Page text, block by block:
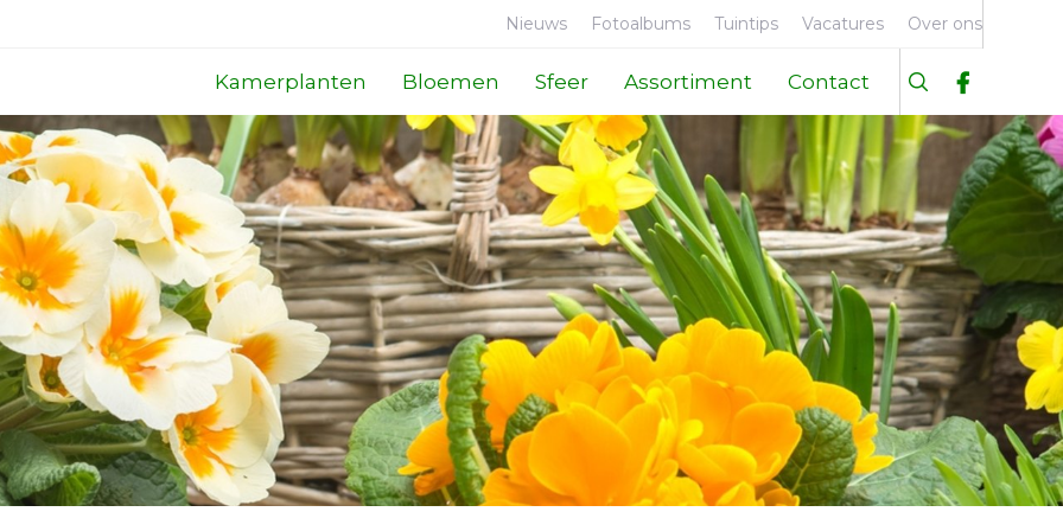
Nieuws Fotoalbums Tuintips Vacatures Over ons
Kamerplanten Bloemen Sfeer Assortiment Contact